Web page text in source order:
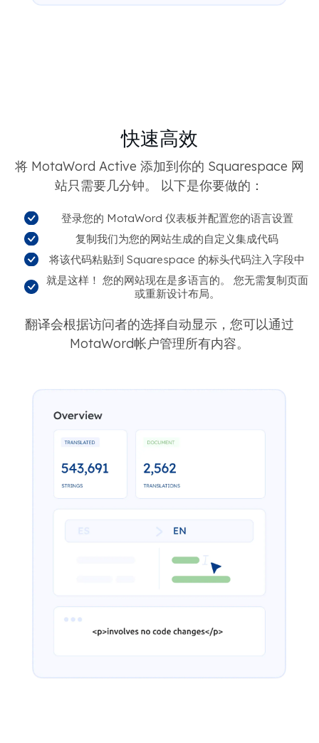
快速高效
将 MotaWord Active 添加到你的 Squarespace 网
站只需要几分钟。 以下是你要做的：
登录您的 MotaWord 仪表板并配置您的语言设置
复制我们为您的网站生成的自定义集成代码
将该代码粘贴到 Squarespace 的标头代码注入字段中
就是这样！ 您的网站现在是多语言的。 您无需复制页面
或重新设计布局。
翻译会根据访问者的选择自动显示，您可以通过
MotaWord帐户管理所有内容。